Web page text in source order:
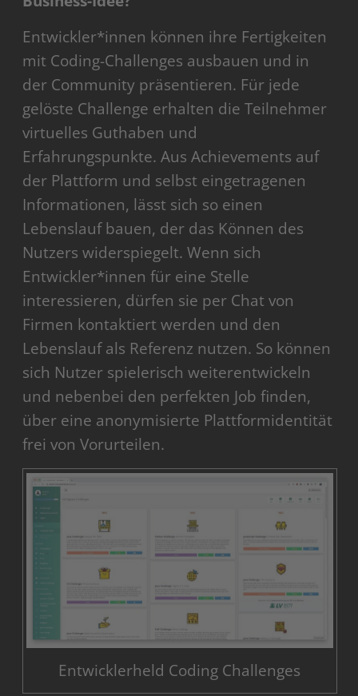
Usercentrics Consent Management
Platform
Entwickler*innen können ihre Fertigkeiten
mit Coding-Challenges ausbauen und in
der Community präsentieren. Für jede
gelöste Challenge erhalten die Teilnehmer
virtuelles Guthaben und
Erfahrungspunkte. Aus Achievements auf
der Plattform und selbst eingetragenen
Informationen, lässt sich so einen
Lebenslauf bauen, der das Können des
Nutzers widerspiegelt. Wenn sich
Entwickler*innen für eine Stelle
interessieren, dürfen sie per Chat von
Firmen kontaktiert werden und den
Lebenslauf als Referenz nutzen. So können
sich Nutzer spielerisch weiterentwickeln
und nebenbei den perfekten Job finden,
über eine anonymisierte Plattformidentität
frei von Vorurteilen.
Entwicklerheld Coding Challenges